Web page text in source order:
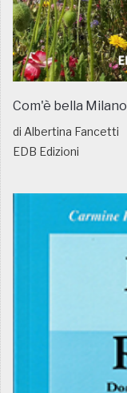
Com'è bella Milano
di Albertina Fancetti
EDB Edizioni